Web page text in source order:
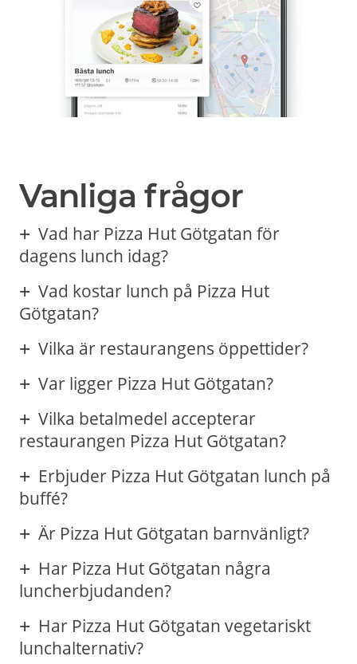
Vanliga frågor
Vad har Pizza Hut Götgatan för
dagens lunch idag?
Vad kostar lunch på Pizza Hut
Götgatan?
Vilka är restaurangens öppettider?
Var ligger Pizza Hut Götgatan?
Vilka betalmedel accepterar
restaurangen Pizza Hut Götgatan?
Erbjuder Pizza Hut Götgatan lunch på
buffé?
Är Pizza Hut Götgatan barnvänligt?
Har Pizza Hut Götgatan några
luncherbjudanden?
Har Pizza Hut Götgatan vegetariskt
lunchalternativ?